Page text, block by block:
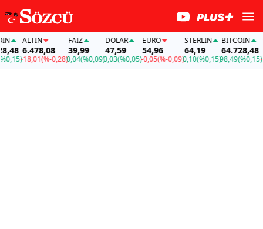
ALTIN
6.478,08
-18,01(%-0,28)
FAİZ
39,99
0,04(%0,09)
DOLAR
47,59
0,03(%0,05)
EURO
54,96
-0,05(%-0,09)
STERLIN
64,19
0,10(%0,15)
BITCOIN
64.728,48
98,49(%0,15)-